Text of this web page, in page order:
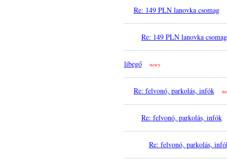
Re: 149 PLN lanovka csomag
Re: 149 PLN lanovka csomag
libegő nowy
Re: felvonó, parkolás, infók
Re: felvonó, parkolás, infók
Re: felvonó, parkolás,